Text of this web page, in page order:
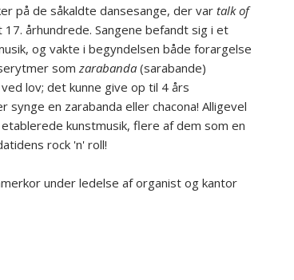
på de såkaldte dansesange, der var talk of
århundrede. Sangene befandt sig i et
og vakte i begyndelsen både forargelse
somzarabanda (sarabande)
lov; det kunne give op til 4 års
en zarabanda eller chacona! Alligevel
kunstmusik, flere af dem som en
rock 'n' roll!
under ledelse af organist og kantor